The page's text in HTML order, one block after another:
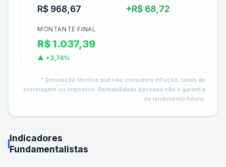
R$ 968,67 +R$ 68,72
MONTANTE FINAL
R$ 1.037,39
▲ +3,74%
* Simulação técnica que não considera inflação, taxas de
corretagem ou impostos. Rentabilidade passada não é garantia
de rendimento futuro.
Indicadores
Fundamentalistas